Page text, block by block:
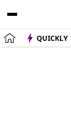
QUICKLY